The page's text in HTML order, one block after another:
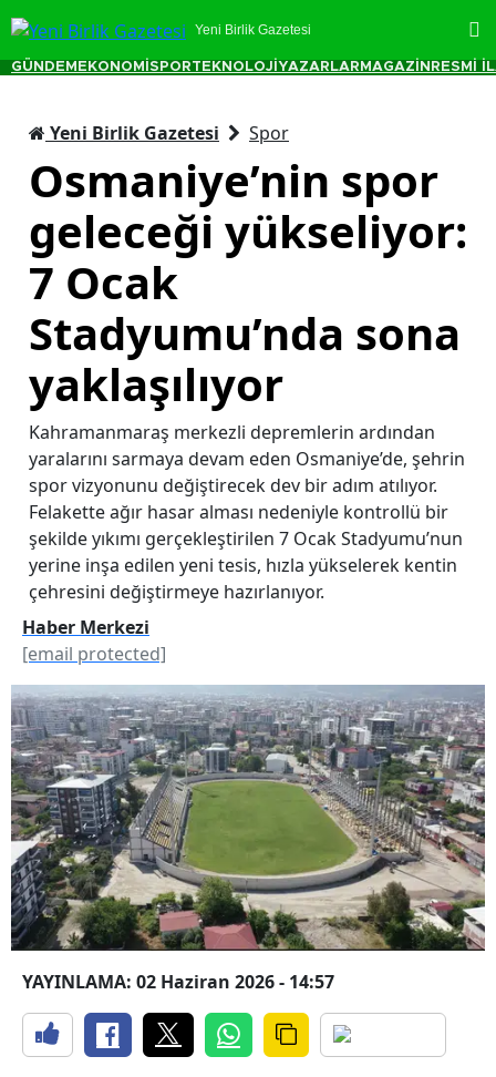
Yeni Birlik Gazetesi
GÜNDEM EKONOMİ SPORTEKNOLOJİ YAZARLAR MAGAZİN RESMİ
Yeni Birlik Gazetesi Spor
Osmaniye’nin spor
geleceği yükseliyor:
7 Ocak
Stadyumu’nda sona
yaklaşılıyor
Kahramanmaraş merkezli depremlerin ardından
yaralarını sarmaya devam eden Osmaniye’de, şehrin
spor vizyonunu değiştirecek dev bir adım atılıyor.
Felakette ağır hasar alması nedeniyle kontrollü bir
şekilde yıkımı gerçekleştirilen 7 Ocak Stadyumu’nun
yerine inşa edilen yeni tesis, hızla yükselerek kentin
çehresini değiştirmeye hazırlanıyor.
Haber Merkezi
[email protected]
YAYINLAMA: 02 Haziran 2026 - 14:57